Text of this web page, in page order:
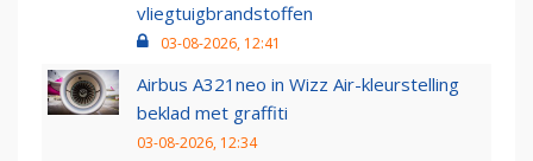
vliegtuigbrandstoffen
03-08-2026, 12:41
Airbus A321neo in Wizz Air-kleurstelling
beklad met graffiti
03-08-2026, 12:34